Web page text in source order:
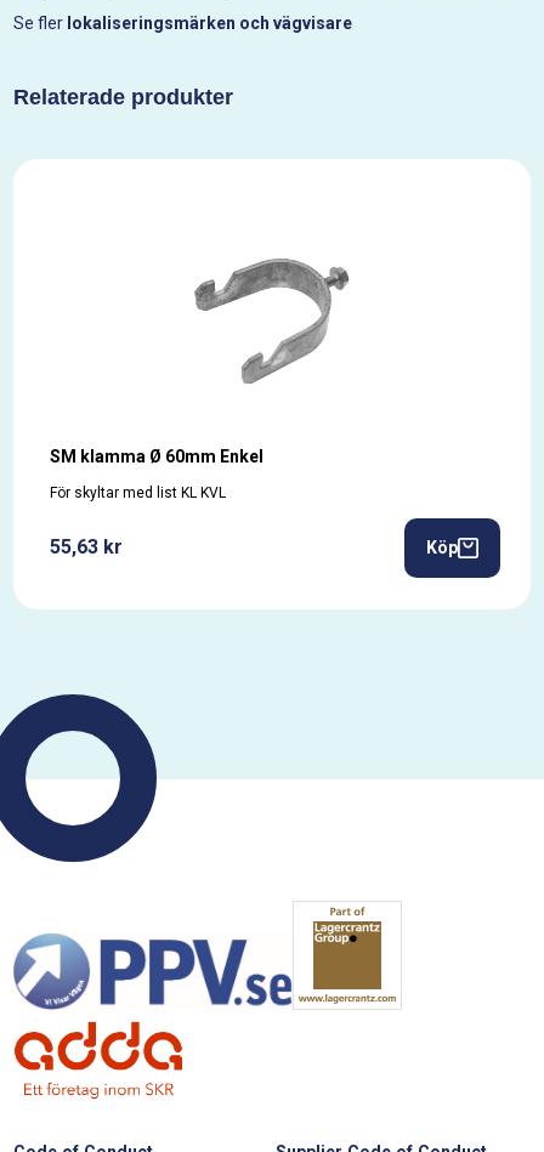
Se fler lokaliseringsmärken och vägvisare
Relaterade produkter
SM klamma Ø 60mm Enkel
För skyltar med list KL KVL
55,63 kr Köp